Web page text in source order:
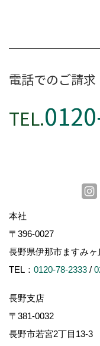
電話でのご請求
TEL.
本社
〒396-0027
長野県伊那市ますみ
TEL： 0120-78-2333 /
長野支店
〒381-0032
長野市若宮2丁目13-3